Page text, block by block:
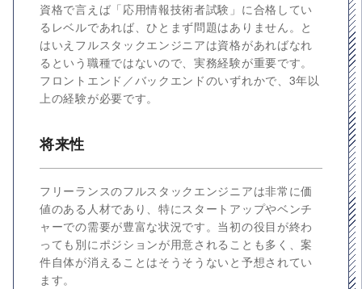
資格で言えば「応用情報技術者試験」に合格してい
るレベルであれば、ひとまず問題はありません。と
はいえフルスタックエンジニアは資格があればなれ
るという職種ではないので、実務経験が重要です。
フロントエンド／バックエンドのいずれかで、3年以
上の経験が必要です。
将来性
フリーランスのフルスタックエンジニアは非常に価
値のある人材であり、特にスタートアップやベンチ
ャーでの需要が豊富な状況です。当初の役目が終わ
っても別にポジションが用意されることも多く、案
件自体が消えることはそうそうないと予想されてい
ます。